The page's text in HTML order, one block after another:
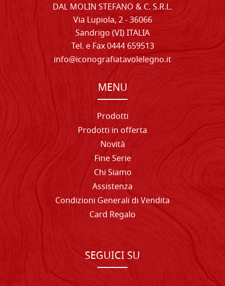
DAL MOLIN STEFANO & C. S.R.L.
Via Lupiola, 2 - 36066
Sandrigo (VI) ITALIA
Tel. e Fax 0444 659513
info@iconografiatavolelegno.it
MENU
Prodotti
Prodotti in offerta
Novità
Fine Serie
Chi Siamo
Assistenza
Condizioni Generali di Vendita
Card Regalo
SEGUICI SU